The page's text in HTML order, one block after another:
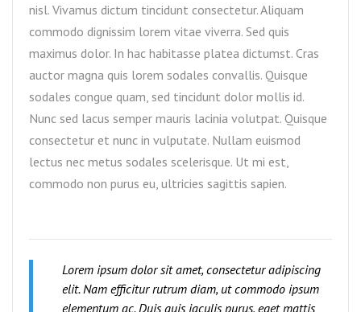
nisl. Vivamus dictum tincidunt consectetur. Aliquam
commodo dignissim lorem vitae viverra. Sed quis
maximus dolor. In hac habitasse platea dictumst. Cras
auctor magna quis lorem sodales convallis. Quisque
sodales congue quam, sed tincidunt dolor mollis id.
Nunc sed lacus semper mauris lacinia volutpat. Quisque
consectetur et nunc in vulputate. Nullam euismod
lectus nec metus sodales scelerisque. Ut mi est,
commodo non purus eu, ultricies sagittis sapien.
Lorem ipsum dolor sit amet, consectetur adipiscing
elit. Nam efficitur rutrum diam, ut commodo ipsum
elementum ac. Duis quis iaculis purus, eget mattis